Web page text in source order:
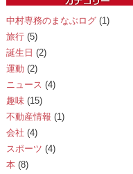
中村専務のまなぶログ(1)
旅行(5)
誕生日 (2)
運動 (2)
ニュース (4)
趣味(15)
不動産情報 (1)
会社 (4)
スポーツ (4)
本(8)